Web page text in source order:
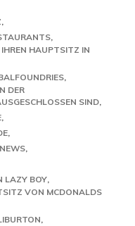
HAUPTSITZ IN
DER
SIND
LAZY BOY
VON MCDONALDS